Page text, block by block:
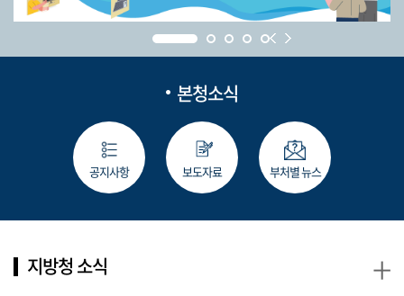
본청소식
공지사항 보도자료 부처별 뉴스
지방청 소식 +